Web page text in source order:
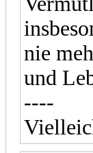
nie
und
----